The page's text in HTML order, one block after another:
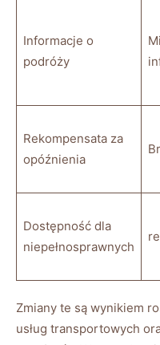
Informacje⁣ o
podróży
Rekompensata ‍za
opóźnienia
Dostępność dla
niepełnosprawnych
Zmiany te ‌są wynikiem
⁣usług transportowych